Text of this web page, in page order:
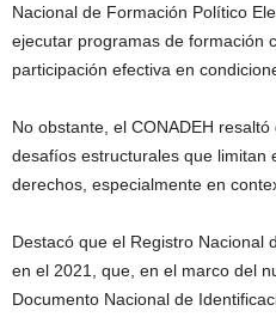
Nacional de Formación Político
ejecutar programas de formación
participación efectiva en
No obstante, el CONADEH
desafíos estructurales que limitan
derechos, especialmente en
Destacó que el Registro Nacional
en el 2021, que, en el marco del
Documento Nacional de